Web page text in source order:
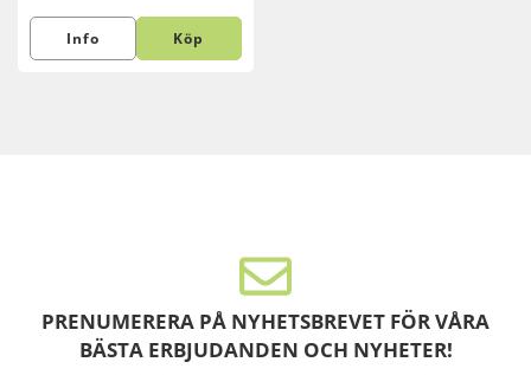
Info Köp
PRENUMERERA PÅ NYHETSBREVET FÖR VÅRA
BÄSTA ERBJUDANDEN OCH NYHETER!